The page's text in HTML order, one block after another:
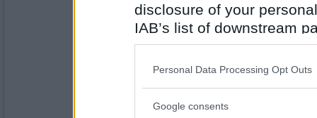
disclosure of your
IAB’s list of downstream
also be disclosed by us
Downstream Participants
Please note that this
Personal Data Processing Opt Outs
Google consents
Antal inlägg:
3065
Antal inlägg:
Kreta eller Korsika?